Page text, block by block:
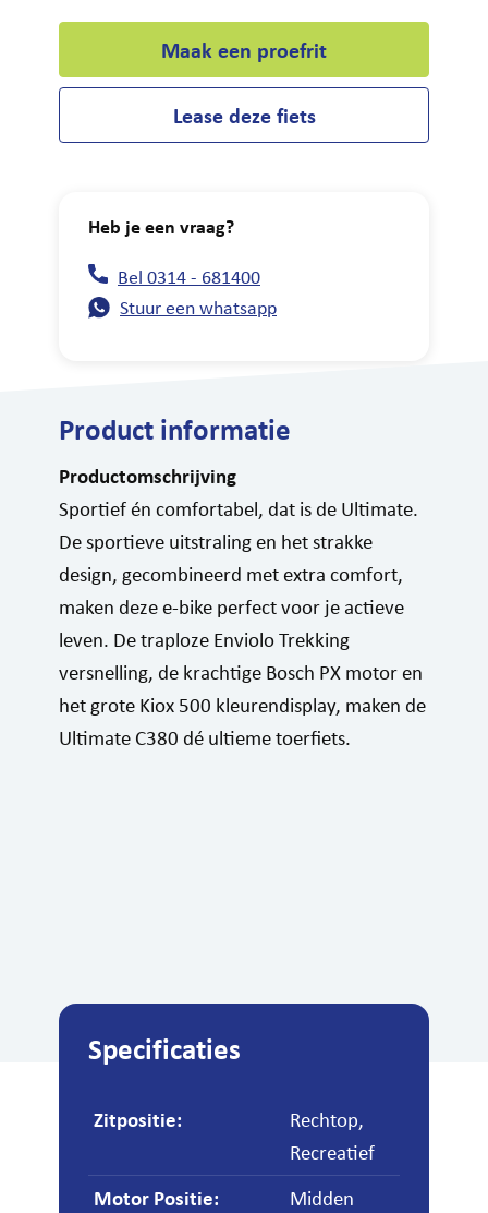
Maak een proefrit
Lease deze fiets
Heb je een vraag?
Bel 0314 - 681400
Stuur een whatsapp
Product informatie
Productomschrijving
Sportief én comfortabel, dat is de Ultimate.
De sportieve uitstraling en het strakke
design, gecombineerd met extra comfort,
maken deze e-bike perfect voor je actieve
leven. De traploze Enviolo Trekking
versnelling, de krachtige Bosch PX motor en
het grote Kiox 500 kleurendisplay, maken de
Ultimate C380 dé ultieme toerfiets.
Specificaties
Zitpositie:
Rechtop,
Recreatief
Motor Positie: Midden